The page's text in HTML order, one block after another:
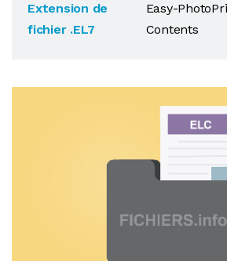
Extension de
fichier .EL7
Easy-
Contents